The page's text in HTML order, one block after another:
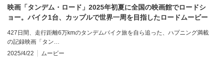
映画「タンデム・ロード」2025年初夏に全国の映画館でロードシ
ョー。バイク1台、カップルで世界一周を目指したロードムービー
427日間、走行距離6万kmのタンデムバイク旅を自ら追った、ハプニング満載
の記録映画「タン…
2025/4/22
ムービー